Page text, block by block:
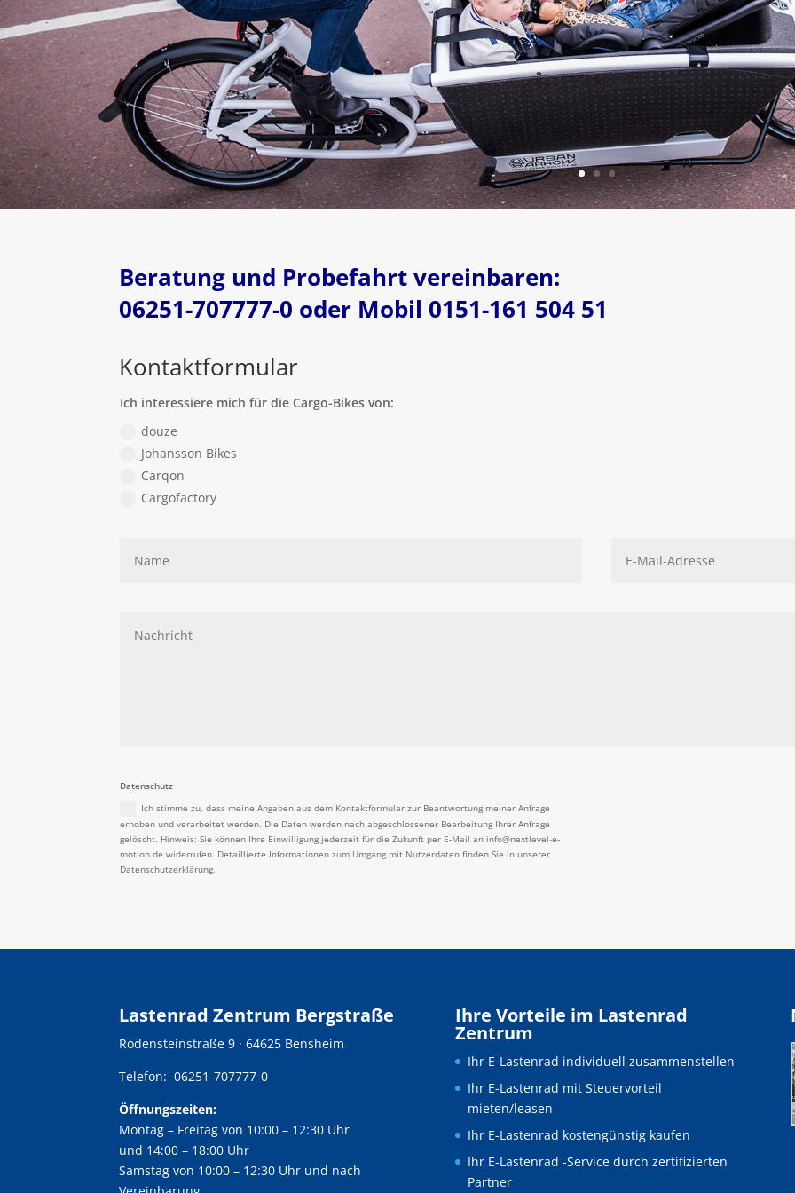
Beratung und Probefahrt vereinbaren:
06251-707777-0 oder Mobil 0151-161 504 51
Kontaktformular
Ich interessiere mich für die Cargo-Bikes von:
douze
Johansson Bikes
Carqon
Cargofactory
Datenschutz
Ich stimme zu, dass meine Angaben aus dem Kontaktformular zur Beantwortung meiner Anfrage
erhoben und verarbeitet werden. Die Daten werden nach abgeschlossener Bearbeitung Ihrer Anfrage
gelöscht. Hinweis: Sie können Ihre Einwilligung jederzeit für die Zukunft per E-Mail an info@nextlevel-e-
motion.de widerrufen. Detaillierte Informationen zum Umgang mit Nutzerdaten finden Sie in unserer
Datenschutzerklärung.
Lastenrad Zentrum Bergstraße
Rodensteinstraße 9 · 64625 Bensheim
Telefon: 06251-707777-0
Öffnungszeiten:
Montag – Freitag von 10:00 – 12:30 Uhr
und 14:00 – 18:00 Uhr
Samstag von 10:00 – 12:30 Uhr und nach
Ihre Vorteile im Lastenrad
Zentrum
Ihr E-Lastenrad individuell zusammenstellen
Ihr E-Lastenrad mit Steuervorteil
mieten/leasen
Ihr E-Lastenrad kostengünstig kaufen
Ihr E-Lastenrad -Service durch zertifizierten
Partner